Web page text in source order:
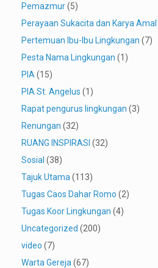
Pemazmur(5)
Perayaan Sukacita dan Karya Amal
Pertemuan Ibu-Ibu Lingkungan (7)
Pesta Nama Lingkungan (1)
PIA (15)
PIA St. Angelus (1)
Rapat pengurus lingkungan (3)
Renungan (32)
RUANG INSPIRASI (32)
Sosial (38)
Tajuk Utama (113)
Tugas Caos Dahar Romo (2)
Tugas Koor Lingkungan (4)
Uncategorized (200)
video (7)
Warta Gereja (67)